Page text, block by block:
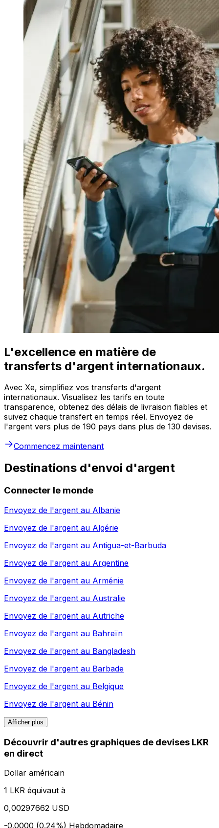
L'excellence en matière de
transferts d'argent internationaux.
Avec Xe, simplifiez vos transferts d'argent
internationaux. Visualisez les tarifs en toute
transparence, obtenez des délais de livraison fiables et
suivez chaque transfert en temps réel. Envoyez de
l'argent vers plus de 190 pays dans plus de 130 devises.
Commencez maintenant
Destinations d'envoi d'argent
Connecter le monde
Envoyez de l'argent au Albanie
Envoyez de l'argent au Algérie
Envoyez de l'argent au Antigua-et-Barbuda
Envoyez de l'argent au Argentine
Envoyez de l'argent au Arménie
Envoyez de l'argent au Australie
Envoyez de l'argent au Autriche
Envoyez de l'argent au Bahreïn
Envoyez de l'argent au Bangladesh
Envoyez de l'argent au Barbade
Envoyez de l'argent au Belgique
Envoyez de l'argent au Bénin
Afficher plus
Découvrir d'autres graphiques de devises LKR
en direct
Dollar américain
1 LKR équivaut à
0,00297662 USD
-0.0000 (0.24%) Hebdomadaire